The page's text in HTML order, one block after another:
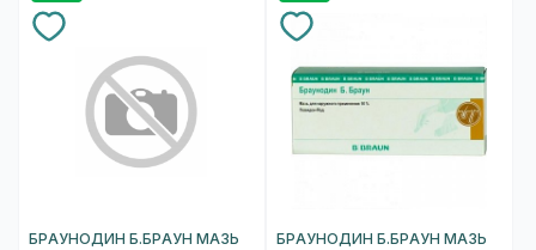
БРАУНОДИН Б.БРАУН МАЗЬ
БРАУНОДИН Б.БРАУН МАЗЬ